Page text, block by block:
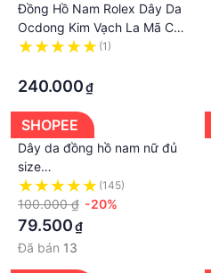
Đồng Hồ Nam Rolex Dây Da
Ocdong Kim Vạch La Mã Có
Lịch Ngày Size Mặt 38mm
Bảo Hành 12 Tháng
(1)
240.000₫
SHOPEE
Dây da đồng hồ nam nữ đủ
size
10/12/14/16/18/20/22/24
cực mềm
(145)
100.000 ₫ -20%
79.500₫
Đã bán 13